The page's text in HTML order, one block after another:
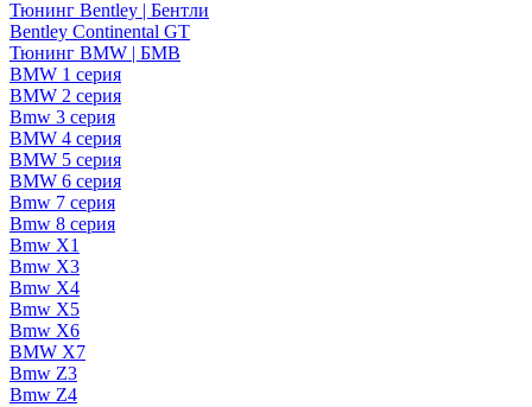
Тюнинг Bentley | Бентли
Bentley Continental GT
Тюнинг BMW | БМВ
BMW 1 серия
BMW 2 серия
Bmw 3 серия
BMW 4 серия
BMW 5 серия
BMW 6 серия
Bmw 7 серия
Bmw 8 серия
Bmw X1
Bmw X3
Bmw X4
Bmw X5
Bmw X6
BMW X7
Bmw Z3
Bmw Z4